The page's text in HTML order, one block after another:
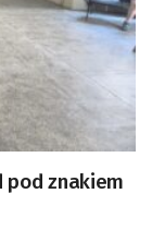
pod znakiem